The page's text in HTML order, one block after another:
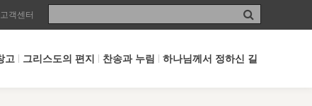
고객센터
고 그리스도의 편지 찬송과 누림 하나님께서 정하신 길